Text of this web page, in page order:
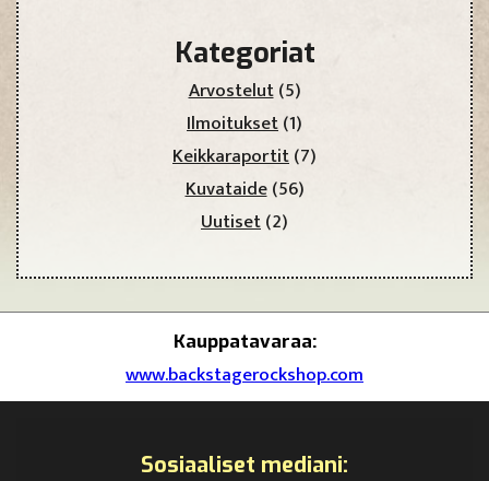
Kategoriat
Arvostelut(5)
Ilmoitukset(1)
Keikkaraportit(7)
Kuvataide(56)
Uutiset(2)
Kauppatavaraa:
www.backstagerockshop.com
Sosiaaliset mediani: